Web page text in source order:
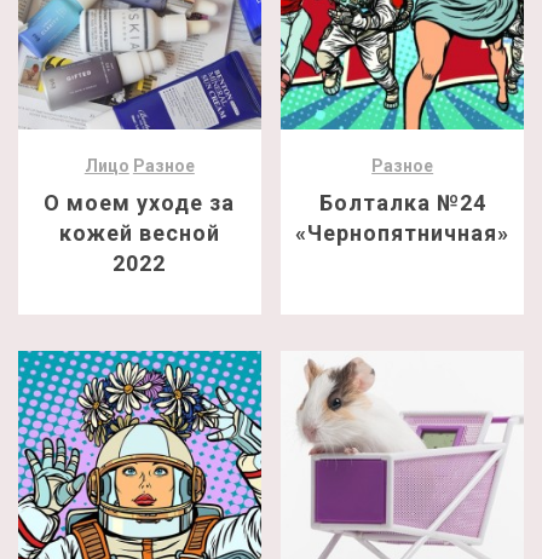
Лицо Разное
О моем уходе за
кожей весной
2022
Разное
Болталка №24
«Чернопятничная»